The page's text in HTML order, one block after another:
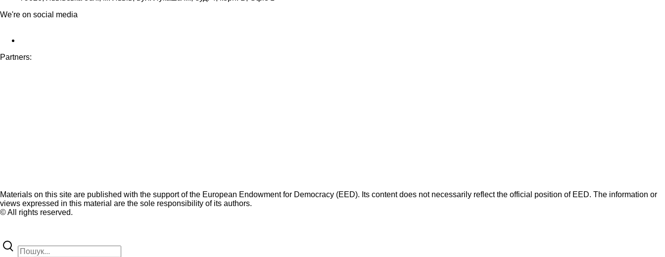
We're on social media
Partners:
Materials on this site are published with the support of the European Endowment for Democracy (EED). Its content does not necessarily reflect the official position of EED. The information or
views expressed in this material are the sole responsibility of its authors.
© All rights reserved.